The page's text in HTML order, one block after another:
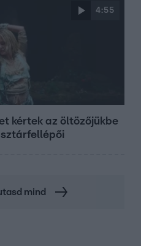
4:55
kértek az öltözőjükbe
sztárfellépői
mind